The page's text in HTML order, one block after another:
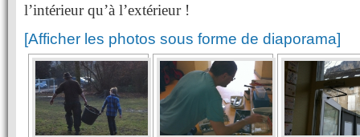
l’intérieur qu’à l’extérieur !
[Afficher les photos sous forme de diaporama]